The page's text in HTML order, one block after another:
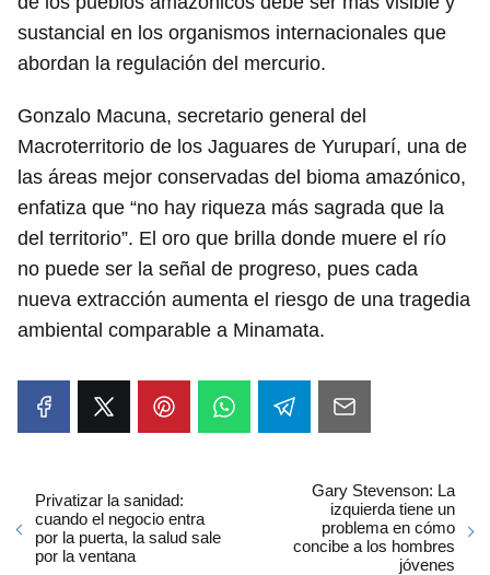
sustancial en los organismos internacionales que
abordan la regulación del mercurio.
Gonzalo Macuna, secretario general del
Macroterritorio de los Jaguares de Yuruparí, una de
las áreas mejor conservadas del bioma amazónico,
enfatiza que “no hay riqueza más sagrada que la
del territorio”. El oro que brilla donde muere el río
no puede ser la señal de progreso, pues cada
nueva extracción aumenta el riesgo de una tragedia
ambiental comparable a Minamata.
Privatizar la sanidad:
cuando el negocio entra
por la puerta, la salud sale
por la ventana
Gary Stevenson: La
izquierda tiene un
problema en cómo
concibe a los hombres
jóvenes